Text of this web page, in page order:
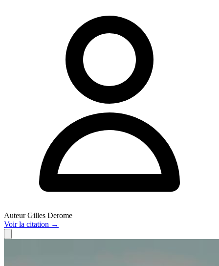
Auteur Gilles Derome
Voirla citation →